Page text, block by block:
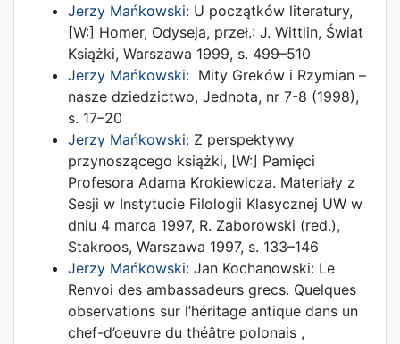
Jerzy Mańkowski: U początków literatury,
[W:] Homer, Odyseja, przeł.: J. Wittlin, Świat
Książki, Warszawa 1999, s. 499–510
Jerzy Mańkowski: Mity Greków i Rzymian –
nasze dziedzictwo, Jednota, nr 7-8 (1998),
s. 17–20
Jerzy Mańkowski: Z perspektywy
przynoszącego książki, [W:] Pamięci
Profesora Adama Krokiewicza. Materiały z
Sesji w Instytucie Filologii Klasycznej UW w
dniu 4 marca 1997, R. Zaborowski (red.),
Stakroos, Warszawa 1997, s. 133–146
Jerzy Mańkowski: Jan Kochanowski: Le
Renvoi des ambassadeurs grecs. Quelques
observations sur l’héritage antique dans un
chef-d’oeuvre du théâtre polonais ,